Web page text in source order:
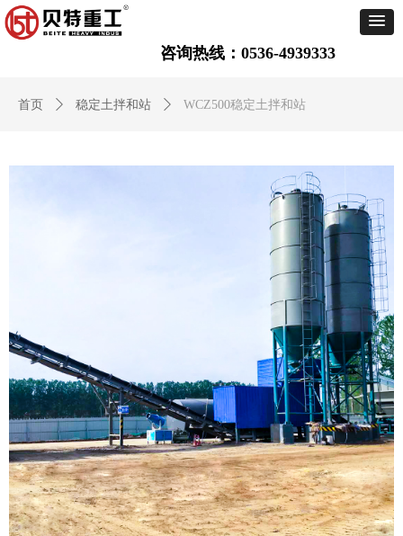
咨询热线：0536-4939333
首页 ꄲ 稳定土拌和站 ꄲ WCZ500稳定土拌和站